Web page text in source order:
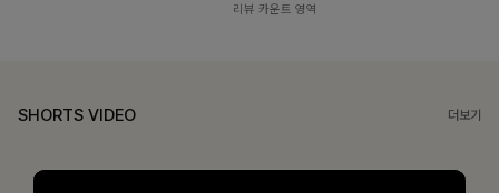
리뷰 카운트 영역
SHORTS VIDEO 더보기